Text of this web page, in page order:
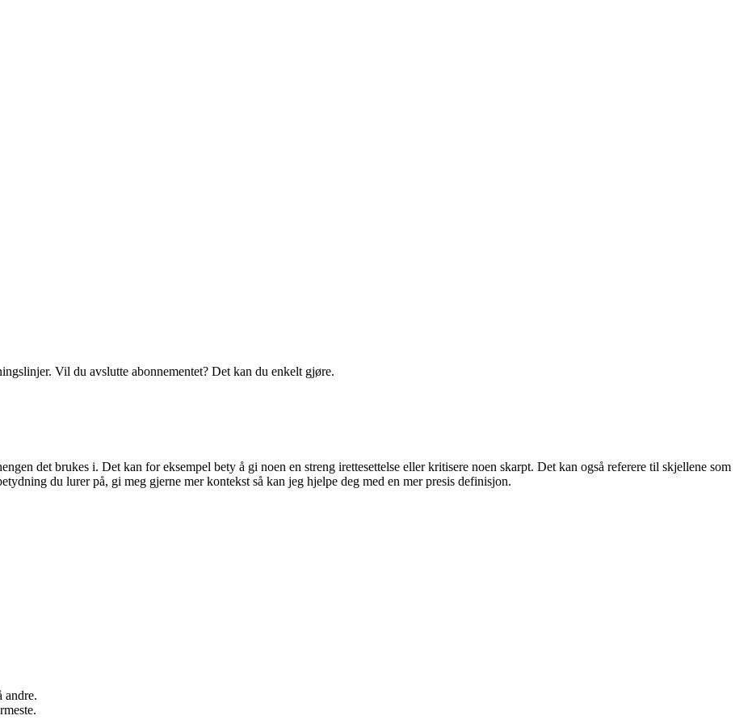
Vil du avslutte abonnementet? Det kan du enkelt gjøre.
det brukes i. Det kan for eksempel bety å gi noen en streng irettesettelse eller kritisere noen skarpt. Det kan også referere til skjellene som
du lurer på, gi meg gjerne mer kontekst så kan jeg hjelpe deg med en mer presis definisjon.
andre.